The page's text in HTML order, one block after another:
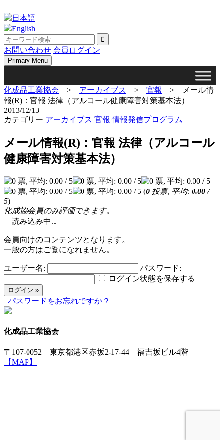
to
content
日本語
English
お問い合わせ 会員ログイン
Primary Menu
化成品工業協会 > アーカイブス > 官報 >
メール情
報(R)：官報 法律（アルコール健康障害対策基本法）
2013/12/13
カテゴリー アーカイブス 官報 情報発信プログラム
メール情報(R)：官報 法律（アルコール
健康障害対策基本法）
(0 投票, 平均: 0.00 /
5)
化成協会員のみ評価できます。
読み込み中...
会員向けのコンテンツとなります。
一般の方はご覧になれません。
ユーザー名:
パスワード:
ログイン状態を保存する
パスワードをお忘れですか？
化成品工業協会
〒107-0052 東京都港区赤坂2-17-44 福吉坂ビル4階
【MAP】